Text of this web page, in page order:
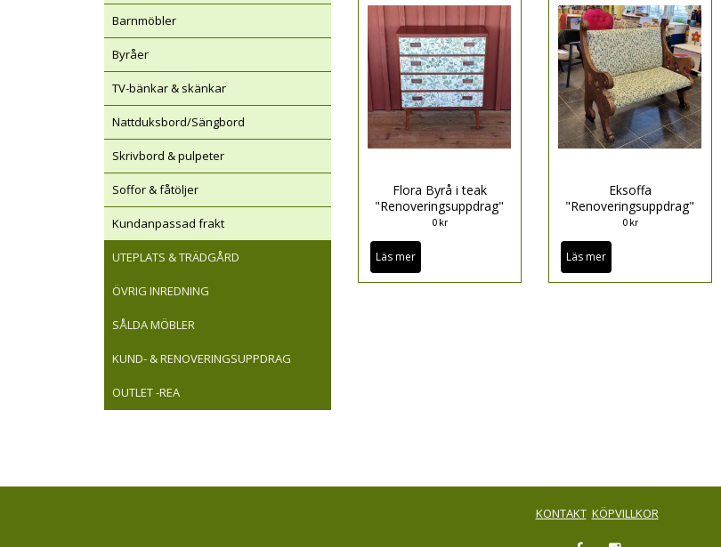
Barnmöbler
Byråer
TV-bänkar & skänkar
Nattduksbord/Sängbord
Skrivbord & pulpeter
Soffor & fåtöljer
Kundanpassad frakt
UTEPLATS & TRÄDGÅRD
ÖVRIG INREDNING
SÅLDA MÖBLER
KUND- & RENOVERINGSUPPDRAG
OUTLET -REA
Flora Byrå i teak
"Renoveringsuppdrag"
0 kr
Läs mer
Eksoffa
"Renoveringsuppdrag"
0 kr
Läs mer
KONTAKT KÖPVILLKOR